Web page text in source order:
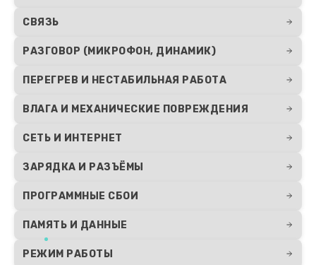
СВЯЗЬ
РАЗГОВОР (МИКРОФОН, ДИНАМИК)
ПЕРЕГРЕВ И НЕСТАБИЛЬНАЯ РАБОТА
ВЛАГА И МЕХАНИЧЕСКИЕ ПОВРЕЖДЕНИЯ
СЕТЬ И ИНТЕРНЕТ
ЗАРЯДКА И РАЗЪЁМЫ
ПРОГРАММНЫЕ СБОИ
ПАМЯТЬ И ДАННЫЕ
РЕЖИМ РАБОТЫ